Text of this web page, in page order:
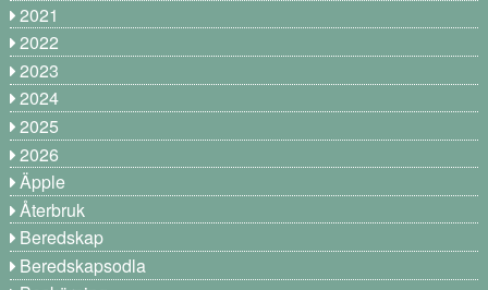
2021
2022
2023
2024
2025
2026
Äpple
Återbruk
Beredskap
Beredskapsodla